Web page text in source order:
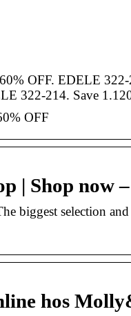
OFF. EDELE 322-
322-214. Save
OFF
| Shop now
biggest selection and
hos